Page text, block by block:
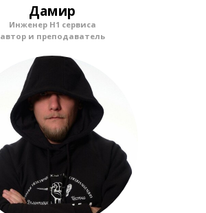
Дамир
Инженер Н1 сервиса
автор и преподаватель